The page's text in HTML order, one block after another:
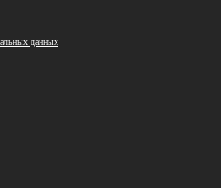
данных